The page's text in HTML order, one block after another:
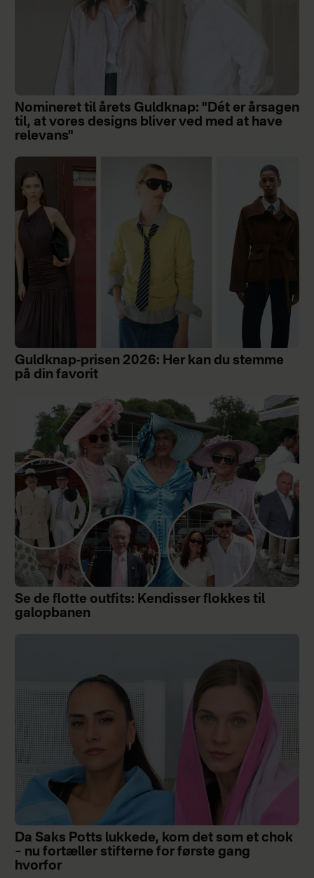
Nomineret til årets Guldknap: "Dét er årsagen
til, at vores designs bliver ved med at have
relevans"
Guldknap-prisen 2026: Her kan du stemme
på din favorit
Se de flotte outfits: Kendisser flokkes til
galopbanen
Da Saks Potts lukkede, kom det som et chok
– nu fortæller stifterne for første gang
hvorfor